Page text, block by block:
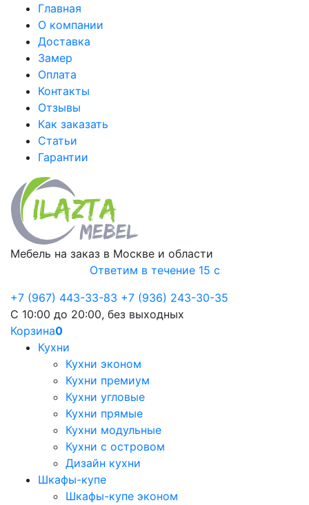
Главная
О компании
Доставка
Замер
Оплата
Контакты
Отзывы
Как заказать
Статьи
Гарантии
Мебель на заказ в Москве и области
Ответим в течение 15 с
+7 (967) 443-33-83 +7 (936) 243-30-35
С 10:00 до 20:00, без выходных
Корзина0
Кухни
Кухни эконом
Кухни премиум
Кухни угловые
Кухни прямые
Кухни модульные
Кухни с островом
Дизайн кухни
Шкафы-купе
Шкафы-купе эконом